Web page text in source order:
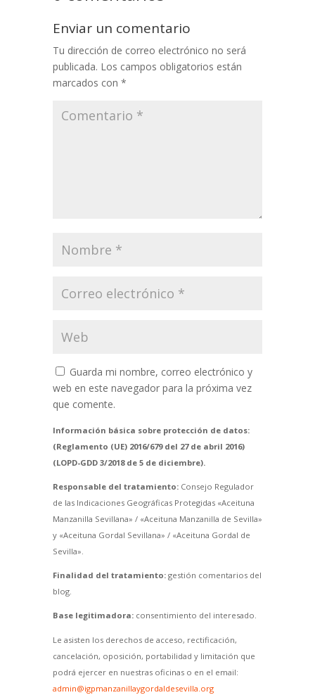
Enviar un comentario
Tu dirección de correo electrónico no será
publicada. Los campos obligatorios están
marcados con *
Guarda mi nombre, correo electrónico y
web en este navegador para la próxima vez
que comente.
Información básica sobre protección de datos:
(Reglamento (UE) 2016/679 del 27 de abril 2016)
(LOPD-GDD 3/2018 de 5 de diciembre).
Responsable del tratamiento:Consejo Regulador
de las Indicaciones Geográficas Protegidas «Aceituna
Manzanilla Sevillana» / «Aceituna Manzanilla de Sevilla»
y «Aceituna Gordal Sevillana» / «Aceituna Gordal de
Sevilla».
Finalidad del tratamiento:gestión comentarios del
blog.
Base legitimadora:consentimiento del interesado.
Le asisten los derechos de acceso, rectificación,
cancelación, oposición, portabilidad y limitación que
podrá ejercer en nuestras oficinas o en el email:
admin@igpmanzanillaygordaldesevilla.org